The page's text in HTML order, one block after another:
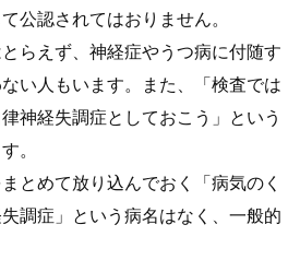
公認されてはおりません。
らえず、神経症やうつ病に付随す
い人もいます。また、「検査では
神経失調症としておこう」という
。
とめて放り込んでおく「病気のく
調症」という病名はなく、一般的